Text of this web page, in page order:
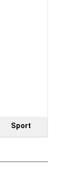
Sport